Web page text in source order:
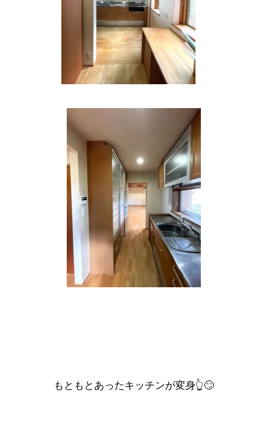
もともとあったキッチンが変身👆🙄